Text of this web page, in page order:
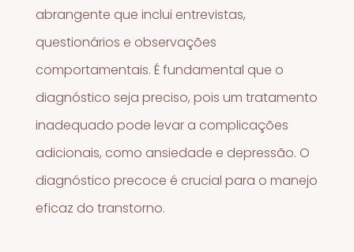
abrangente que inclui entrevistas,
questionários e observações
comportamentais. É fundamental que o
diagnóstico seja preciso, pois um tratamento
inadequado pode levar a complicações
adicionais, como ansiedade e depressão. O
diagnóstico precoce é crucial para o manejo
eficaz do transtorno.